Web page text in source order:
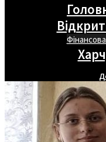
Фінансова